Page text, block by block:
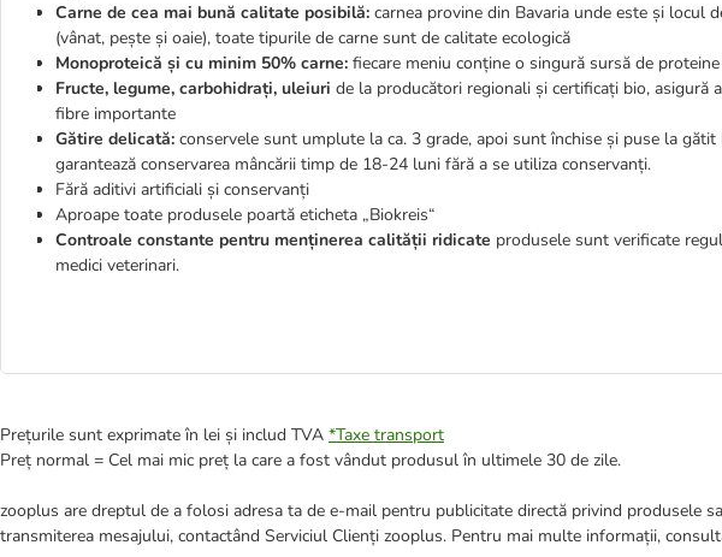
Carne de cea mai bună calitate posibilă: carnea provine din Bavaria unde este și locul
(vânat, pește și oaie), toate tipurile de carne sunt de calitate ecologică
Monoproteică și cu minim 50% carne: fiecare meniu conține o singură sursă de
Fructe, legume, carbohidrați, uleiuri de la producători regionali și certificați bio, asigură
fibre importante
Gătire delicată: conservele sunt umplute la ca. 3 grade, apoi sunt închise și puse la
garantează conservarea mâncării timp de 18-24 luni fără a se utiliza conservanți.
Fără aditivi artificiali și conservanți
Aproape toate produsele poartă eticheta „Biokreis“
Controale constante pentru menținerea calității ridicate produsele sunt verificate
medici veterinari.
Prețurile sunt exprimate în lei și includ TVA *Taxe transport
Preț normal = Cel mai mic preț la care a fost vândut produsul în ultimele 30 de zile.
zooplus are dreptul de a folosi adresa ta de e-mail pentru publicitate directă privind produsele
transmiterea mesajului, contactând Serviciul Clienți zooplus. Pentru mai multe informații,